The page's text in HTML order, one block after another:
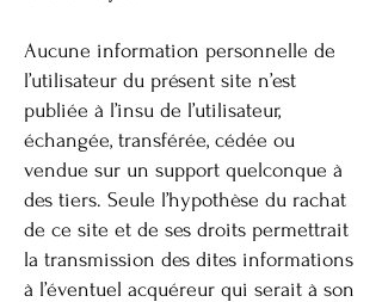
Aucune information personnelle de
l’utilisateur du présent site n’est
publiée à l’insu de l’utilisateur,
échangée, transférée, cédée ou
vendue sur un support quelconque à
des tiers. Seule l’hypothèse du rachat
de ce site et de ses droits permettrait
la transmission des dites informations
à l’éventuel acquéreur qui serait à son